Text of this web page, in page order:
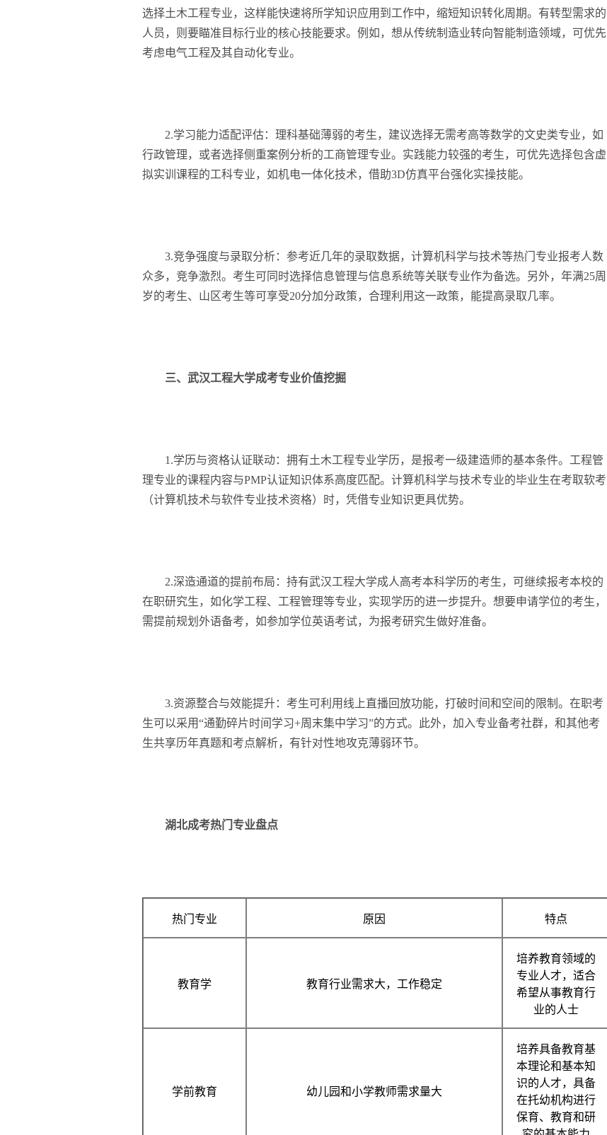
选择土木工程专业，这样能快速将所学知识应用到工作中，缩短知识转化周期。有转型需求的
人员，则要瞄准目标行业的核心技能要求。例如，想从传统制造业转向智能制造领域，可优先
考虑电气工程及其自动化专业。
2.学习能力适配评估：理科基础薄弱的考生，建议选择无需考高等数学的文史类专业，如
行政管理，或者选择侧重案例分析的工商管理专业。实践能力较强的考生，可优先选择包含虚
拟实训课程的工科专业，如机电一体化技术，借助3D仿真平台强化实操技能。
3.竞争强度与录取分析：参考近几年的录取数据，计算机科学与技术等热门专业报考人数
众多，竞争激烈。考生可同时选择信息管理与信息系统等关联专业作为备选。另外，年满25周
岁的考生、山区考生等可享受20分加分政策，合理利用这一政策，能提高录取几率。
三、武汉工程大学成考专业价值挖掘
1.学历与资格认证联动：拥有土木工程专业学历，是报考一级建造师的基本条件。工程管
理专业的课程内容与PMP认证知识体系高度匹配。计算机科学与技术专业的毕业生在考取软考
（计算机技术与软件专业技术资格）时，凭借专业知识更具优势。
2.深造通道的提前布局：持有武汉工程大学成人高考本科学历的考生，可继续报考本校的
在职研究生，如化学工程、工程管理等专业，实现学历的进一步提升。想要申请学位的考生，
需提前规划外语备考，如参加学位英语考试，为报考研究生做好准备。
3.资源整合与效能提升：考生可利用线上直播回放功能，打破时间和空间的限制。在职考
生可以采用“通勤碎片时间学习+周末集中学习”的方式。此外，加入专业备考社群，和其他考
生共享历年真题和考点解析，有针对性地攻克薄弱环节。
湖北成考热门专业盘点
热门专业 原因 特点
教育学 教育行业需求大，工作稳定
培养教育领域的
专业人才，适合
希望从事教育行
业的人士
学前教育 幼儿园和小学教师需求量大
培养具备教育基
本理论和基本知
识的人才，具备
在托幼机构进行
保育、教育和研